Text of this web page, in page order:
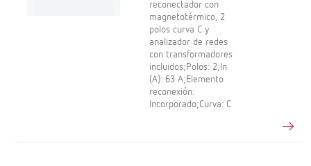
reconectador con
magnetotérmico, 2
polos curva C y
analizador de redes
con transformadores
incluidos;Polos: 2;In
(A): 63 A;Elemento
reconexión:
Incorporado;Curva: C